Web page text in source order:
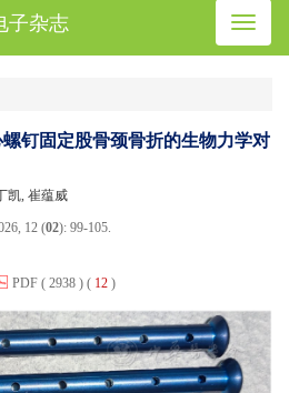
导航
子杂志
钉固定股骨颈骨折的生物力学对
凯, 崔蕴威
12 (02): 99-105.
PDF ( 2938 ) ( 12 )